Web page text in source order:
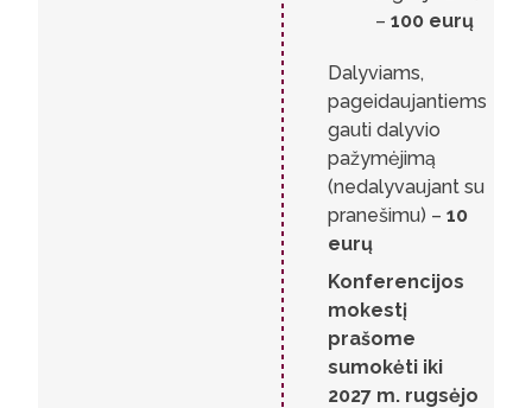
– 100 eurų
Dalyviams,
pageidaujantiems
gauti dalyvio
pažymėjimą
(nedalyvaujant su
pranešimu) – 10
eurų
Konferencijos
mokestį
prašome
sumokėti iki
2027 m. rugsėjo